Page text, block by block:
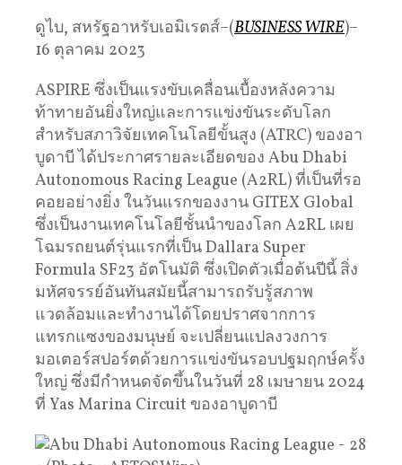
ดูไบ, สหรัฐอาหรับเอมิเรตส์–(BUSINESS WIRE)–
16 ตุลาคม 2023
ASPIRE ซึ่งเป็นแรงขับเคลื่อนเบื้องหลังความ
ท้าทายอันยิ่งใหญ่และการแข่งขันระดับโลก
สำหรับสภาวิจัยเทคโนโลยีขั้นสูง (ATRC) ของอา
บูดาบี ได้ประกาศรายละเอียดของ Abu Dhabi
Autonomous Racing League (A2RL) ที่เป็นที่รอ
คอยอย่างยิ่ง ในวันแรกของงาน GITEX Global
ซึ่งเป็นงานเทคโนโลยีชั้นนำของโลก A2RL เผย
โฉมรถยนต์รุ่นแรกที่เป็น Dallara Super
Formula SF23 อัตโนมัติ ซึ่งเปิดตัวเมื่อต้นปีนี้ สิ่ง
มหัศจรรย์อันทันสมัยนี้สามารถรับรู้สภาพ
แวดล้อมและทำงานได้โดยปราศจากการ
แทรกแซงของมนุษย์ จะเปลี่ยนแปลงวงการ
มอเตอร์สปอร์ตด้วยการแข่งขันรอบปฐมฤกษ์ครั้ง
ใหญ่ ซึ่งมีกำหนดจัดขึ้นในวันที่ 28 เมษายน 2024
ที่ Yas Marina Circuit ของอาบูดาบี